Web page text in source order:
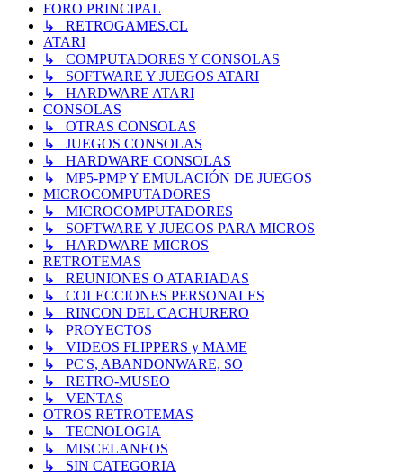
FORO PRINCIPAL
↳ RETROGAMES.CL
ATARI
↳ COMPUTADORES Y CONSOLAS
↳ SOFTWARE Y JUEGOS ATARI
↳ HARDWARE ATARI
CONSOLAS
↳ OTRAS CONSOLAS
↳ JUEGOS CONSOLAS
↳ HARDWARE CONSOLAS
↳ MP5-PMP Y EMULACIÓN DE JUEGOS
MICROCOMPUTADORES
↳ MICROCOMPUTADORES
↳ SOFTWARE Y JUEGOS PARA MICROS
↳ HARDWARE MICROS
RETROTEMAS
↳ REUNIONES O ATARIADAS
↳ COLECCIONES PERSONALES
↳ RINCON DEL CACHURERO
↳ PROYECTOS
↳ VIDEOS FLIPPERS y MAME
↳ PC'S, ABANDONWARE, SO
↳ RETRO-MUSEO
↳ VENTAS
OTROS RETROTEMAS
↳ TECNOLOGIA
↳ MISCELANEOS
↳ SIN CATEGORIA